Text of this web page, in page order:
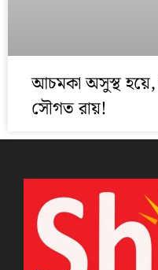
আচমকা অসুস্থ হয়ে,
সৌগত রায়!